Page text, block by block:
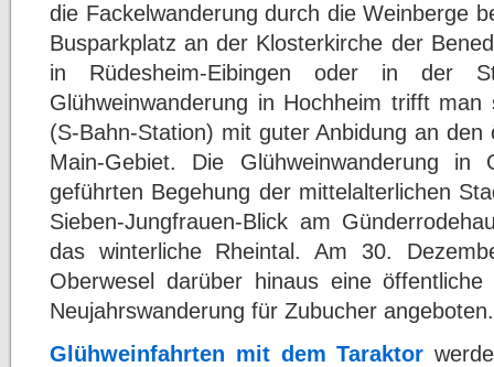
die Fackelwanderung durch die Weinberge
Busparkplatz an der Klosterkirche der
in Rüdesheim-Eibingen oder in der
Glühweinwanderung in Hochheim trifft
(S-Bahn-Station) mit guter Anbidung an
Main-Gebiet. Die Glühweinwanderung in
geführten Begehung der mittelalterlichen
Sieben-Jungfrauen-Blick am
das winterliche Rheintal. Am 30.
Oberwesel darüber hinaus eine
Neujahrswanderung für Zubucher angeboten.
Glühweinfahrten mit dem Taraktor